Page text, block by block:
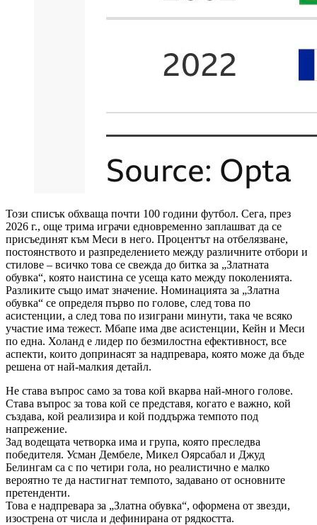
Този списък обхваща почти 100 години футбол. Сега, през
2026 г., още трима играчи едновременно заплашват да се
присъединят към Меси в него. Процентът на отбелязване,
постоянството и разпределението между различните отбори и
стилове – всичко това се свежда до битка за „Златната
обувка“, която наистина се усеща като между поколенията.
Разликите също имат значение. Номинацията за „Златна
обувка“ се определя първо по голове, след това по
асистенции, а след това по изиграни минути, така че всяко
участие има тежест. Мбапе има две асистенции, Кейн и Меси
по една. Холанд е лидер по безмилостна ефективност, все
аспекти, които допринасят за надпревара, която може да бъде
решена от най-малкия детайл.
Не става въпрос само за това кой вкарва най-много голове.
Става въпрос за това кой се представя, когато е важно, кой
създава, кой реализира и кой поддържа темпото под
напрежение.
Зад водещата четворка има и група, която преследва
победителя. Усман Дембеле, Микел Оярсабал и Джуд
Белингам са с по четири гола, но реалистично е малко
вероятно те да настигнат темпото, задавано от основните
претенденти.
Това е надпревара за „Златна обувка“, оформена от звезди,
изострена от числа и дефинирана от рядкостта.